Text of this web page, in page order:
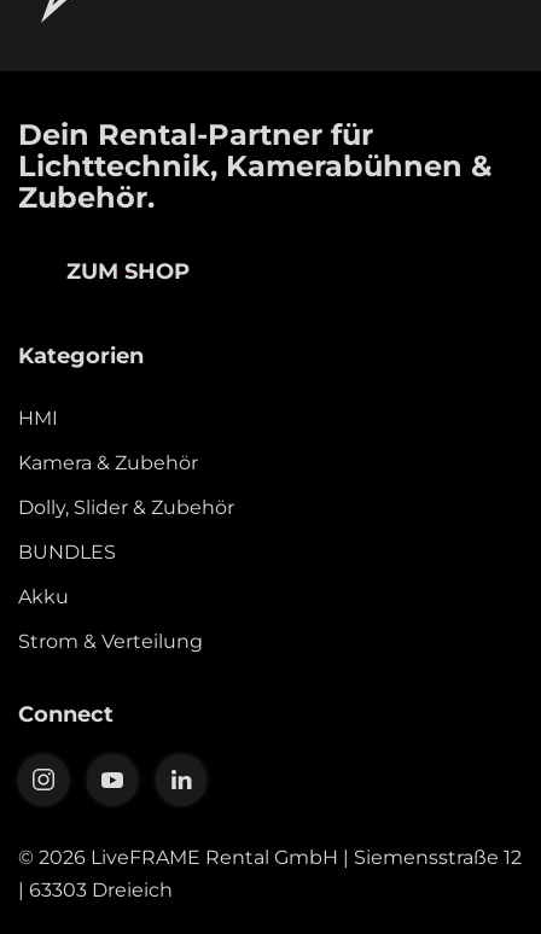
Dein Rental-Partner für
Lichttechnik, Kamerabühnen &
Zubehör.
ZUM SHOP
Kategorien
HMI
Kamera & Zubehör
Dolly, Slider & Zubehör
BUNDLES
Akku
Strom & Verteilung
Connect
© 2026 LiveFRAME Rental GmbH | Siemensstraße 12
| 63303 Dreieich